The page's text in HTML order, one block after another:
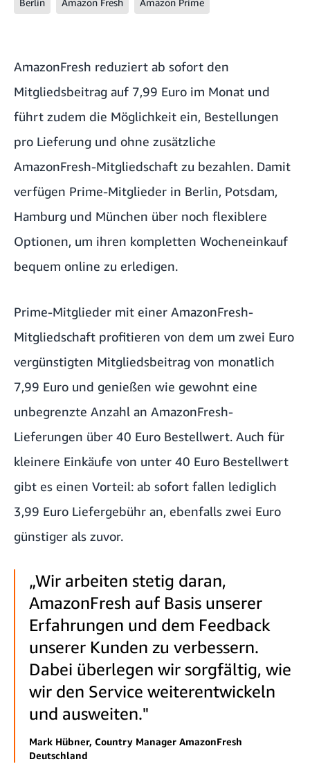
AmazonFresh reduziert ab sofort den
Mitgliedsbeitrag auf 7,99 Euro im Monat und
führt zudem die Möglichkeit ein, Bestellungen
pro Lieferung und ohne zusätzliche
AmazonFresh-Mitgliedschaft zu bezahlen. Damit
verfügen Prime-Mitglieder in Berlin, Potsdam,
Hamburg und München über noch flexiblere
Optionen, um ihren kompletten Wocheneinkauf
bequem online zu erledigen.
Prime-Mitglieder mit einer AmazonFresh-
Mitgliedschaft profitieren von dem um zwei Euro
vergünstigten Mitgliedsbeitrag von monatlich
7,99 Euro und genießen wie gewohnt eine
unbegrenzte Anzahl an AmazonFresh-
Lieferungen über 40 Euro Bestellwert. Auch für
kleinere Einkäufe von unter 40 Euro Bestellwert
gibt es einen Vorteil: ab sofort fallen lediglich
3,99 Euro Liefergebühr an, ebenfalls zwei Euro
günstiger als zuvor.
„Wir arbeiten stetig daran,
AmazonFresh auf Basis unserer
Erfahrungen und dem Feedback
unserer Kunden zu verbessern.
Dabei überlegen wir sorgfältig, wie
wir den Service weiterentwickeln
und ausweiten."
Mark Hübner, Country Manager AmazonFresh
Deutschland